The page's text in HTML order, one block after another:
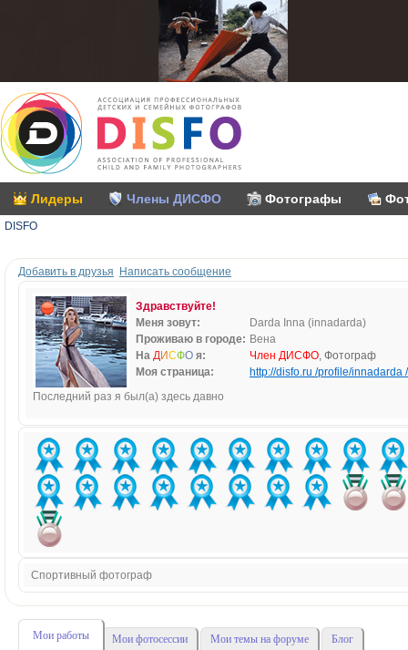
Лидеры Члены ДИСФО Фотографы
DISFO
Добавить в друзья Написать сообщение
Здравствуйте!
Меня зовут:
Darda Inna (innadarda)
Проживаю в городе: Вена
На ДИСФО я: Член ДИСФО, Фотограф
Моя страница:
http://disfo.ru /profile/innadarda /
Последний раз я был(а) здесь давно
Спортивный фотограф
Мои работы Мои фотосессии Мои темы на форуме Блог